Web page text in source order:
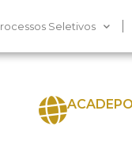
Seletivos